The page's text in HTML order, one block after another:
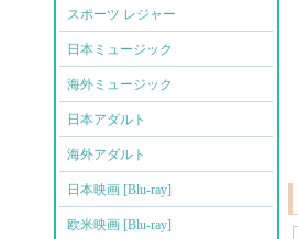
スポーツ レジャー
日本ミュージック
海外ミュージック
日本アダルト
海外アダルト
日本映画 [Blu-ray]
欧米映画 [Blu-ray]